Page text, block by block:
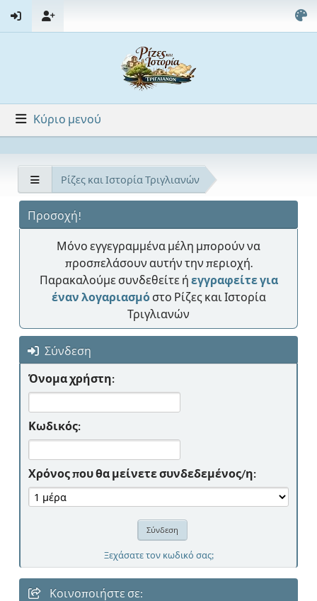
Κύριο μενού
Ρίζες και Ιστορία Τριγλιανών
Προσοχή!
Μόνο εγγεγραμμένα μέλη μπορούν να
προσπελάσουν αυτήν την περιοχή.
Παρακαλούμε συνδεθείτε ή εγγραφείτε για
έναν λογαριασμόστο Ρίζες και Ιστορία
Τριγλιανών
Σύνδεση
Όνομα χρήστη:
Κωδικός:
Χρόνος που θα μείνετε συνδεδεμένος/η:
Ξεχάσατε τον κωδικό σας;
Κοινοποιήστε σε: